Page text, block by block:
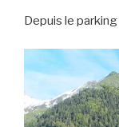
Depuis le parking